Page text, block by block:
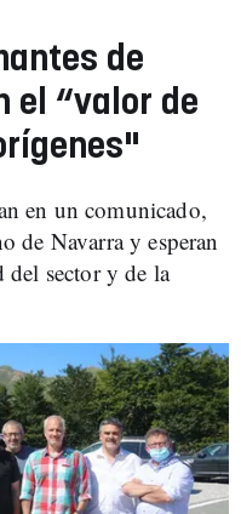
de
el “valor de
en un comunicado,
de Navarra y esperan
del sector y de la